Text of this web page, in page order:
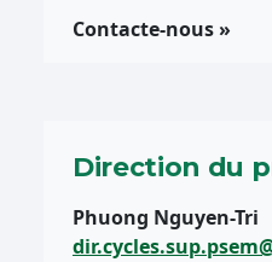
Contacte-nous »
Direction du
Phuong Nguyen-Tri